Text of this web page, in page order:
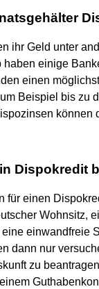
ihr Geld unter
haben einige
einen
Beispiel bis zu
können
Dispokredit
für einen
Wohnsitz,
einwandfreie
dann nur
zu